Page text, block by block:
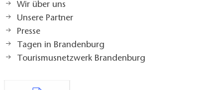
Wir über uns
Unsere Partner
Presse
Tagen in Brandenburg
Tourismusnetzwerk Brandenburg